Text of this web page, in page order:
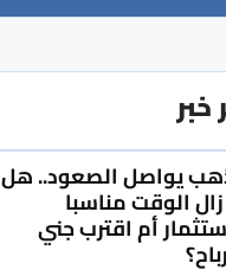
خبر
يواصل الصعود.. هل
الوقت مناسبا
أم اقترب جني